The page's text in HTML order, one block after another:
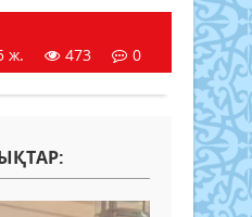
ж.
473 0